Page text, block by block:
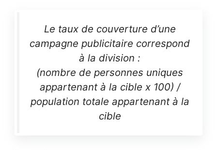
Le taux de couverture d’une
campagne publicitaire correspond
à la division :
(nombre de personnes uniques
appartenant à la cible x 100) /
population totale appartenant à la
cible